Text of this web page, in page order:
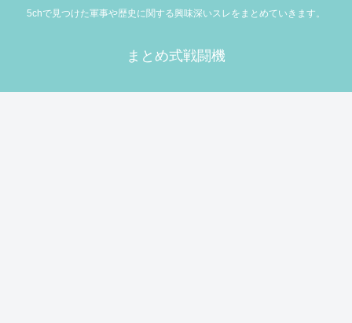
5chで見つけた軍事や歴史に関する興味深いスレをまとめていきます。
まとめ式戦闘機